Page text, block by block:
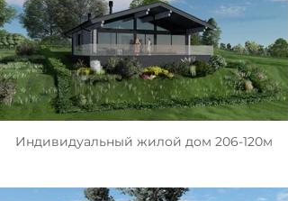
Индивидуальный жилой дом 206-120м